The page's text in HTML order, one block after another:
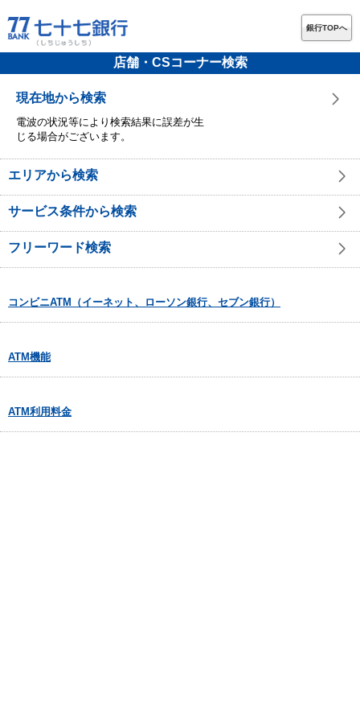
銀行TOPへ
店舗・CSコーナー検索
現在地から検索
電波の状況等により検索結果に誤差が生
じる場合がございます。
エリアから検索
サービス条件から検索
フリーワード検索
コンビニATM（イーネット、ローソン銀行、セブン銀行）
ATM機能
ATM利用料金